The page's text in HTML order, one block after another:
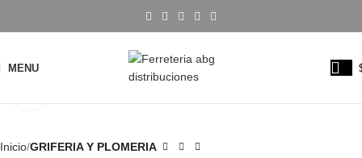
MENU
Inicio GRIFERIA Y PLOMERIA